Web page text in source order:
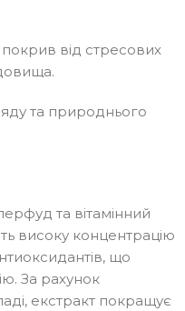
від стресових
та природнього
та вітамінний
високу концентрацію
що
За рахунок
екстракт покращує